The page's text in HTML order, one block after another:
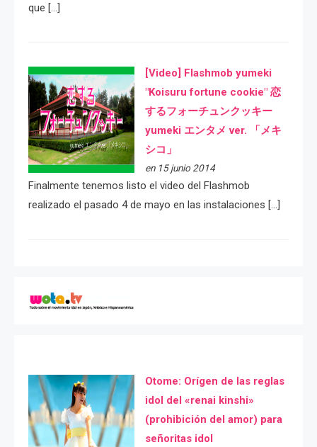
que […]
[Video] Flashmob yumeki
"Koisuru fortune cookie" 恋
するフォーチュンクッキー
yumeki エンタメ ver. 「メキ
シコ」
en 15 junio 2014
Finalmente tenemos listo el video del Flashmob
realizado el pasado 4 de mayo en las instalaciones […]
Otome: Orígen de las reglas
idol del «renai kinshi»
(prohibición del amor) para
señoritas idol